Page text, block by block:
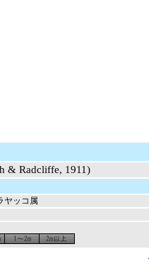
& Radcliffe, 1911)
ヤッコ属